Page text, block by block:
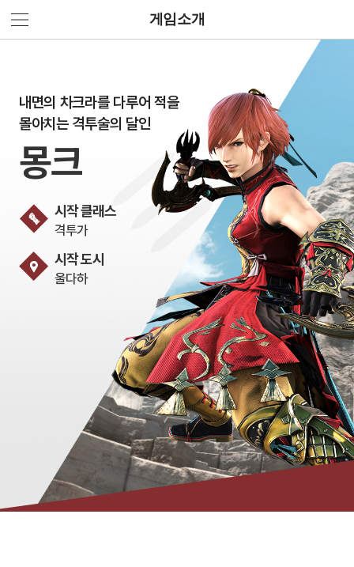
게임소개
내면의 차크라를 다루어 적을
몰아치는 격투술의 달인
몽크
시작 클래스
격투가
시작 도시
울다하